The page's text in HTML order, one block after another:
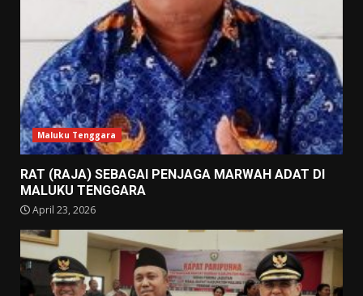
Maluku Tenggara
RAT (RAJA) SEBAGAI PENJAGA MARWAH ADAT DI
MALUKU TENGGARA
April 23, 2026